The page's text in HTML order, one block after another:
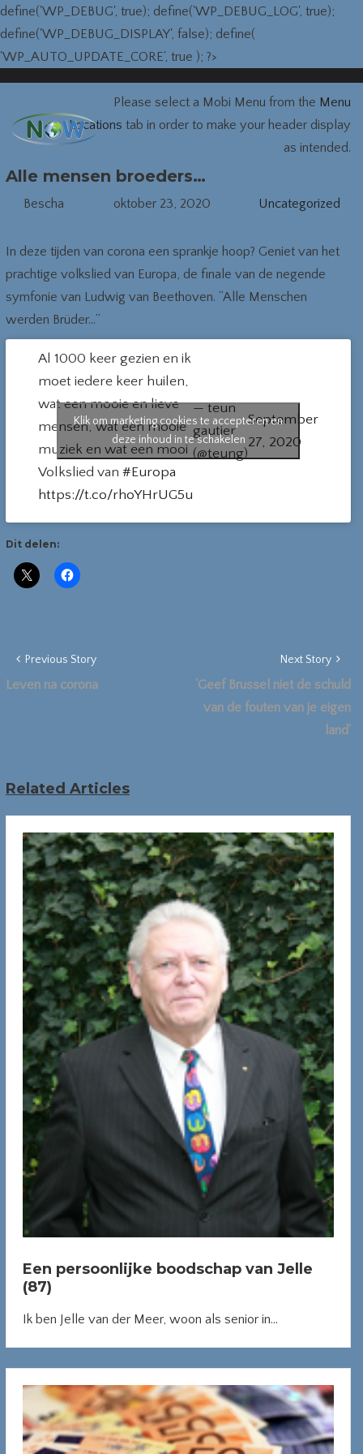
define('WP_DEBUG', true); define('WP_DEBUG_LOG', true);
define('WP_DEBUG_DISPLAY', false); define(
'WP_AUTO_UPDATE_CORE', true ); ?>
Please select a Mobi Menu from the Menu
Locations tab in order to make your header display
as intended.
Alle mensen broeders…
Bescha oktober 23, 2020 Uncategorized
In deze tijden van corona een sprankje hoop? Geniet van het
prachtige volkslied van Europa, de finale van de negende
symfonie van Ludwig van Beethoven. “Alle Menschen
werden Brüder…”
Al 1000 keer gezien en ik
moet iedere keer huilen,
wat een mooie en lieve
mensen, wat een mooie
muziek en wat een mooi
Volkslied van #Europa
https://t.co/rhoYHrUG5u
— teun
gautier
(@teung)
September
27, 2020
Klik om marketing cookies te accepteren en
deze inhoud in te schakelen
Dit delen:
Previous Story
Leven na corona
Next Story
‘Geef Brussel niet de schuld
van de fouten van je eigen
land’
Related Articles
Een persoonlijke boodschap van Jelle
(87)
Ik ben Jelle van der Meer, woon als senior in...